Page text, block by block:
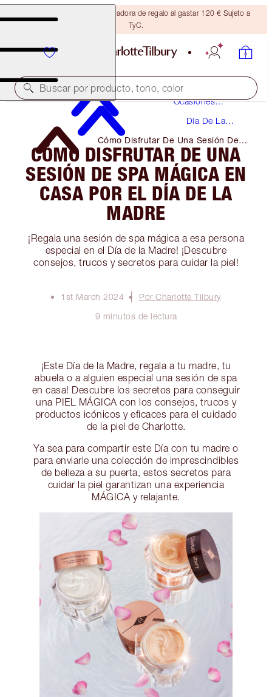
Consigue una brocha bronceadora de regalo al gastar 120 € Sujeto a
TyC.
Buscar por producto, tono, color
Ocasiones
Día De La
Cómo Disfrutar De Una Sesión De
Spa Mágica En Casa Por El Día De
La Madre
CÓMO DISFRUTAR DE UNA
SESIÓN DE SPA MÁGICA EN
CASA POR EL DÍA DE LA
MADRE
¡Regala una sesión de spa mágica a esa persona
especial en el Día de la Madre! ¡Descubre
consejos, trucos y secretos para cuidar la piel!
1st March 2024
Por Charlotte Tilbury
9 minutos de lectura
¡Este Día de la Madre, regala a tu madre, tu
abuela o a alguien especial una sesión de spa
en casa! Descubre los secretos para conseguir
una PIEL MÁGICA con los consejos, trucos y
productos icónicos y eficaces para el cuidado
de la piel de Charlotte.
Ya sea para compartir este Día con tu madre o
para enviarle una colección de imprescindibles
de belleza a su puerta, estos secretos para
cuidar la piel garantizan una experiencia
MÁGICA y relajante.